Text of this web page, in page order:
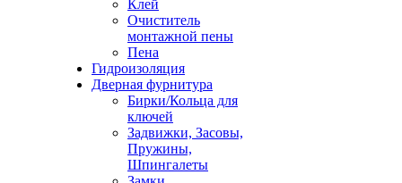
Клей
Очиститель
монтажной пены
Пена
Гидроизоляция
Дверная фурнитура
Бирки/Кольца для
ключей
Задвижки, Засовы,
Пружины,
Шпингалеты